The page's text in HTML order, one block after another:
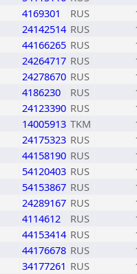
4169301 RUS
24142514 RUS
44166265 RUS
24264717 RUS
24278670 RUS
4186230 RUS
24123390 RUS
14005913 TKM
24175323 RUS
44158190 RUS
54120403 RUS
54153867 RUS
24289167 RUS
4114612 RUS
44153414 RUS
44176678 RUS
34177261 RUS